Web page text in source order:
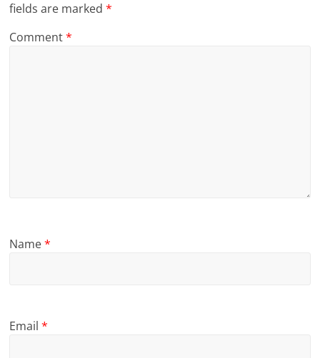
fields are marked*
Comment*
Name*
Email*